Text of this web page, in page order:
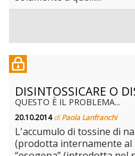
DISINTOSSICARE O
QUESTO È IL PROBLEMA...
20.10.2014diPaola Lanfranchi
L'accumulo di tossine di
(prodotta internamente